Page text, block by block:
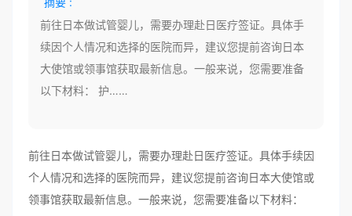
前往日本做试管婴儿，需要办理赴日医疗签证。具体手
续因个人情况和选择的医院而异，建议您提前咨询日本
大使馆或领事馆获取最新信息。一般来说，您需要准备
以下材料： 护……
前往日本做试管婴儿，需要办理赴日医疗签证。具体手续因
个人情况和选择的医院而异，建议您提前咨询日本大使馆或
领事馆获取最新信息。一般来说，您需要准备以下材料：